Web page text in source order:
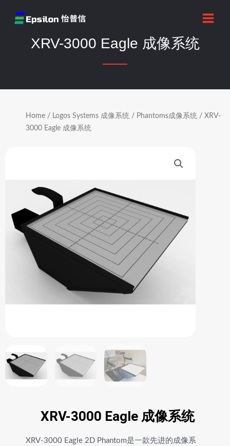
XRV-3000 Eagle 成像系统
Home / Logos Systems 成像系统 / Phantoms成像系统 / XRV-
3000 Eagle 成像系统
XRV-3000 Eagle 成像系统
XRV-3000 Eagle 2D Phantom是一款先进的成像系